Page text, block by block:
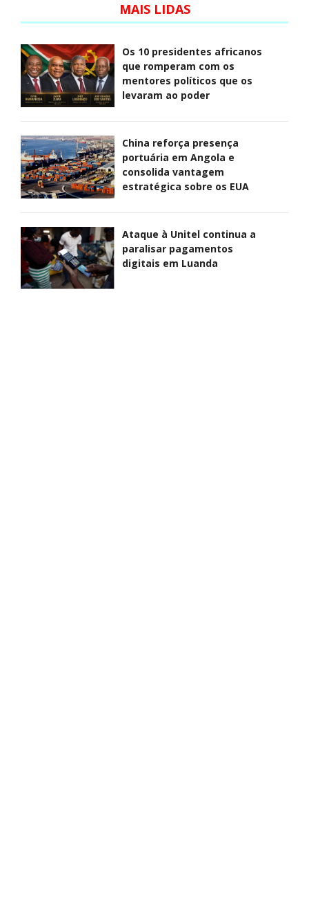
MAIS LIDAS
Os 10 presidentes africanos
que romperam com os
mentores políticos que os
levaram ao poder
China reforça presença
portuária em Angola e
consolida vantagem
estratégica sobre os EUA
Ataque à Unitel continua a
paralisar pagamentos
digitais em Luanda